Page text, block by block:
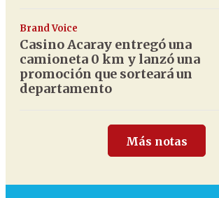
Brand Voice
Casino Acaray entregó una
camioneta 0 km y lanzó una
promoción que sorteará un
departamento
Más notas